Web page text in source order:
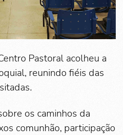
Pastoral acolheu a
reunindo fiéis das
os caminhos da
comunhão, participação